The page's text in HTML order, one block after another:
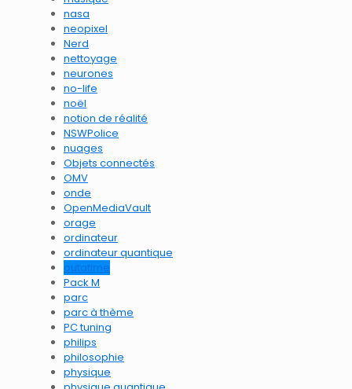
nasa
neopixel
Nerd
nettoyage
neurones
no-life
noël
notion de réalité
NSWPolice
nuages
Objets connectés
OMV
onde
OpenMediaVault
orage
ordinateur
ordinateur quantique
outatime
Pack M
parc
parc à thème
PC tuning
philips
philosophie
physique